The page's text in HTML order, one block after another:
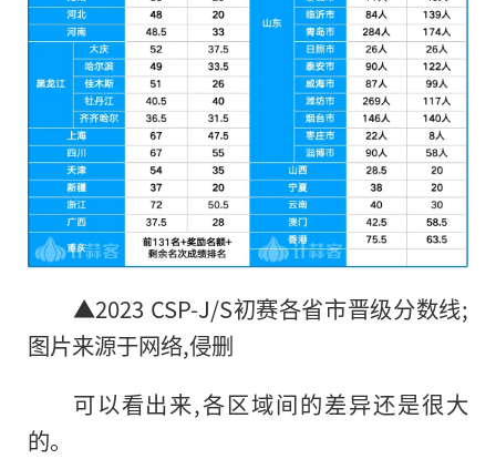
▲2023 CSP-J/S初赛各省市晋级分数线;
图片来源于网络,侵删
可以看出来,各区域间的差异还是很大
的。